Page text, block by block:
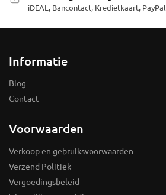
iDEAL, Bancontact, Kredietkaart, PayPal
Informatie
Blog
Contact
Voorwaarden
Verkoop en gebruiksvoorwaarden
Verzend Politiek
Vergoedingsbeleid